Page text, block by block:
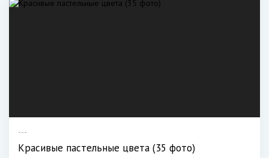
---
Красивые пастельные цвета (35 фото)